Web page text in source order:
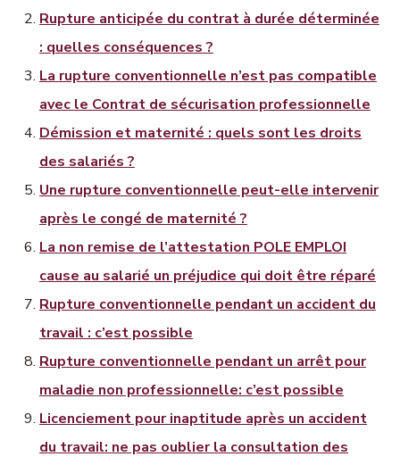
Rupture anticipée du contrat à durée déterminée
: quelles conséquences ?
La rupture conventionnelle n’est pas compatible
avec le Contrat de sécurisation professionnelle
Démission et maternité : quels sont les droits
des salariés ?
Une rupture conventionnelle peut-elle intervenir
après le congé de maternité ?
La non remise de l’attestation POLE EMPLOI
cause au salarié un préjudice qui doit être réparé
Rupture conventionnelle pendant un accident du
travail : c’est possible
Rupture conventionnelle pendant un arrêt pour
maladie non professionnelle: c’est possible
Licenciement pour inaptitude après un accident
du travail: ne pas oublier la consultation des